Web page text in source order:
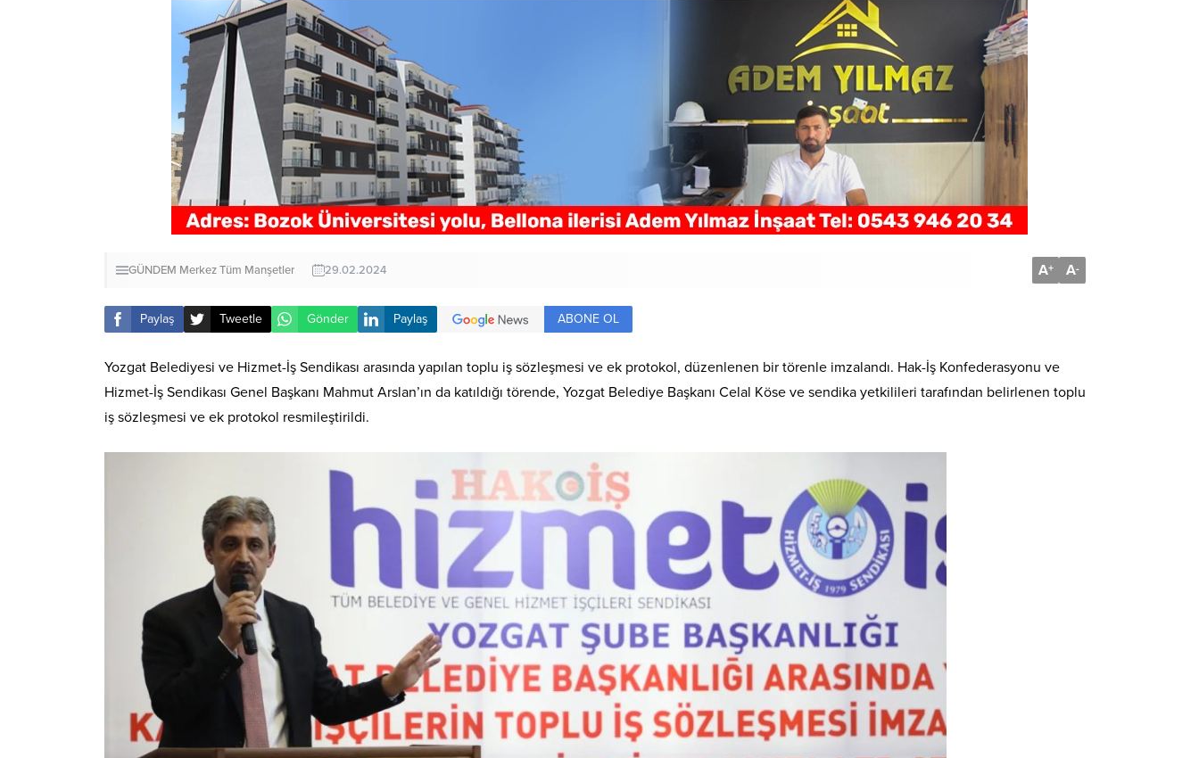
GÜNDEM MerkezTüm Manşetler 29.02.2024 A+ A-
Paylaş Tweetle Gönder Paylaş ABONE OL
Yozgat Belediyesi ve Hizmet-İş Sendikası arasında yapılan toplu iş sözleşmesi ve ek protokol, düzenlenen bir törenle imzalandı. Hak-İş Konfederasyonu ve
Hizmet-İş Sendikası Genel Başkanı Mahmut Arslan’ın da katıldığı törende, Yozgat Belediye Başkanı Celal Köse ve sendika yetkilileri tarafından belirlenen toplu
iş sözleşmesi ve ek protokol resmileştirildi.